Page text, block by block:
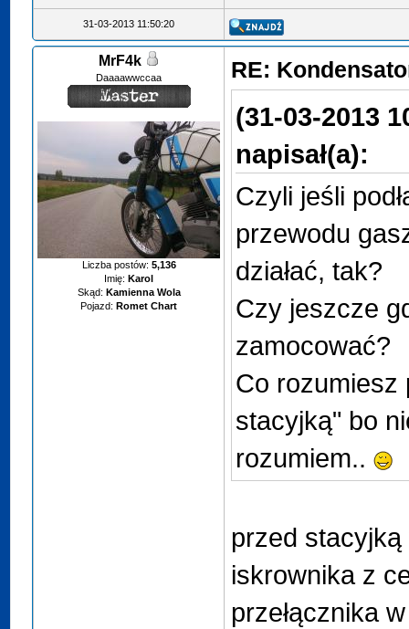
31-03-2013 11:50:20
MrF4k
Daaaawwccaa
Liczba postów: 5,136
Imię: Karol
Skąd: Kamienna Wola
Pojazd: Romet Chart
RE:
(31-03-2013
napisał(a):
Czyli jeśli
przewodu
działać, tak?
Czy jeszcze
zamocować?
Co rozumiesz
stacyjką" bo
rozumiem..
przed
iskrownika z
przełącznika